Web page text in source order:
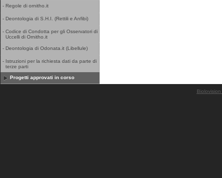
- Regole di ornitho.it
- Deontologia di S.H.I. (Rettili e Anfibi)
- Codice di Condotta per gli Osservatori di
Uccelli di Ornitho.it
- Deontologia di Odonata.it (Libellule)
- Istruzioni per la richiesta dati da parte di
terze parti
Progetti approvati in corso
Biolovision